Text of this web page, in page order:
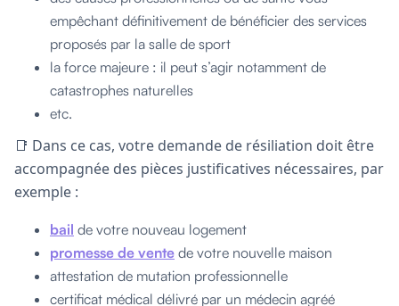
empêchant définitivement de bénéficier des services
proposés par la salle de sport
la force majeure : il peut s’agir notamment de
catastrophes naturelles
etc.
📑 Dans ce cas, votre demande de résiliation doit être
accompagnée des pièces justificatives nécessaires, par
exemple :
bail de votre nouveau logement
promesse de vente de votre nouvelle maison
attestation de mutation professionnelle
certificat médical délivré par un médecin agréé